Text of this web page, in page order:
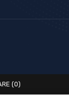
(0)